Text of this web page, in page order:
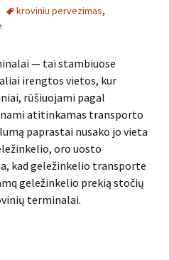
kroviniu pervezimas,
— tai stambiuose
irengtos vietos, kur
rūšiuojami pagal
atitinkamas transporto
paprastai nusako jo vieta
oro uosto
kad geležinkelio transporte
geležinkelio prekią stočių
terminalai.